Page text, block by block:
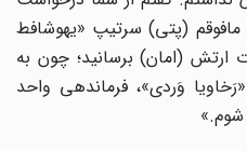
(پتی) سرتیپ «یهوشافط
(امان) برسانید؛ چون به
وَردی»، فرماندهی واحد